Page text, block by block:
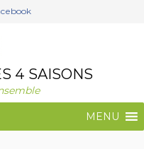
4 SAISONS
MENU